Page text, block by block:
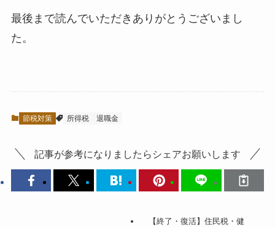
最後まで読んでいただきありがとうございまし
た。
節税対策 所得税 退職金
記事が参考になりましたらシェアお願いします
【終了・復活】住民税・健